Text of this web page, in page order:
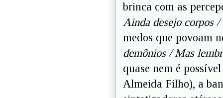
brinca com as
Ainda desejo corpos /
medos que povoam
demônios / Mas
quase nem é
Almeida Filho), a